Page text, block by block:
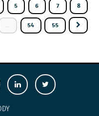
5 6 7 8
... 54 55